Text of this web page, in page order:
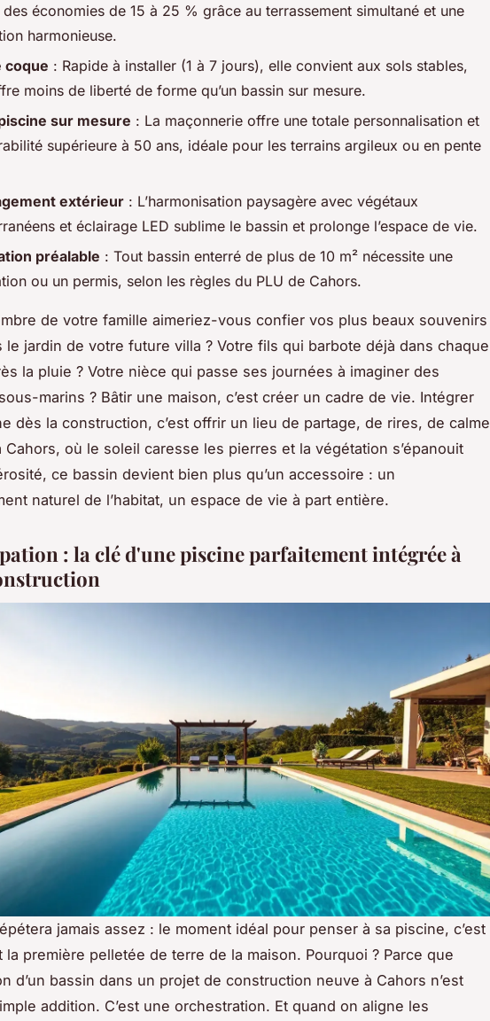
économies de 15 à 25 % grâce au terrassement simultané et une
harmonieuse.
coque : Rapide à installer (1 à 7 jours), elle convient aux sols stables,
moins de liberté de forme qu’un bassin sur mesure.
sur mesure : La maçonnerie offre une totale personnalisation et
supérieure à 50 ans, idéale pour les terrains argileux ou en pente
extérieur : L’harmonisation paysagère avec végétaux
et éclairage LED sublime le bassin et prolonge l’espace de vie.
préalable : Tout bassin enterré de plus de 10 m² nécessite une
ou un permis, selon les règles du PLU de Cahors.
de votre famille aimeriez-vous confier vos plus beaux souvenirs
le jardin de votre future villa ? Votre fils qui barbote déjà dans chaque
la pluie ? Votre nièce qui passe ses journées à imaginer des
marins ? Bâtir une maison, c’est créer un cadre de vie. Intégrer
dès la construction, c’est offrir un lieu de partage, de rires, de calme
Cahors, où le soleil caresse les pierres et la végétation s’épanouit
ce bassin devient bien plus qu’un accessoire : un
naturel de l’habitat, un espace de vie à part entière.
: la clé d'une piscine parfaitement intégrée à
jamais assez : le moment idéal pour penser à sa piscine, c’est
la première pelletée de terre de la maison. Pourquoi ? Parce que
d’un bassin dans un projet de construction neuve à Cahors n’est
addition. C’est une orchestration. Et quand on aligne les